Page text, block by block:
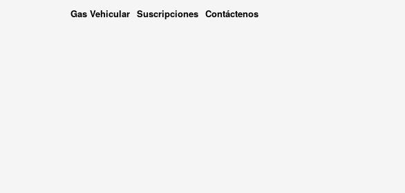
Gas Vehicular Suscripciones Contáctenos